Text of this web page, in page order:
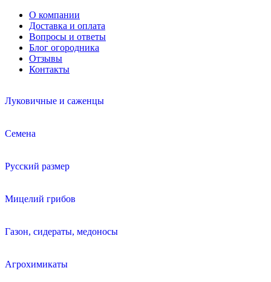
О компании
Доставка и оплата
Вопросы и ответы
Блог огородника
Отзывы
Контакты
Луковичные и саженцы
Семена
Русский размер
Мицелий грибов
Газон, сидераты, медоносы
Агрохимикаты